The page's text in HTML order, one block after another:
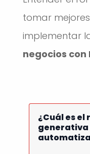
tomar
implementar
negocios con
¿Cuál es el
generativa